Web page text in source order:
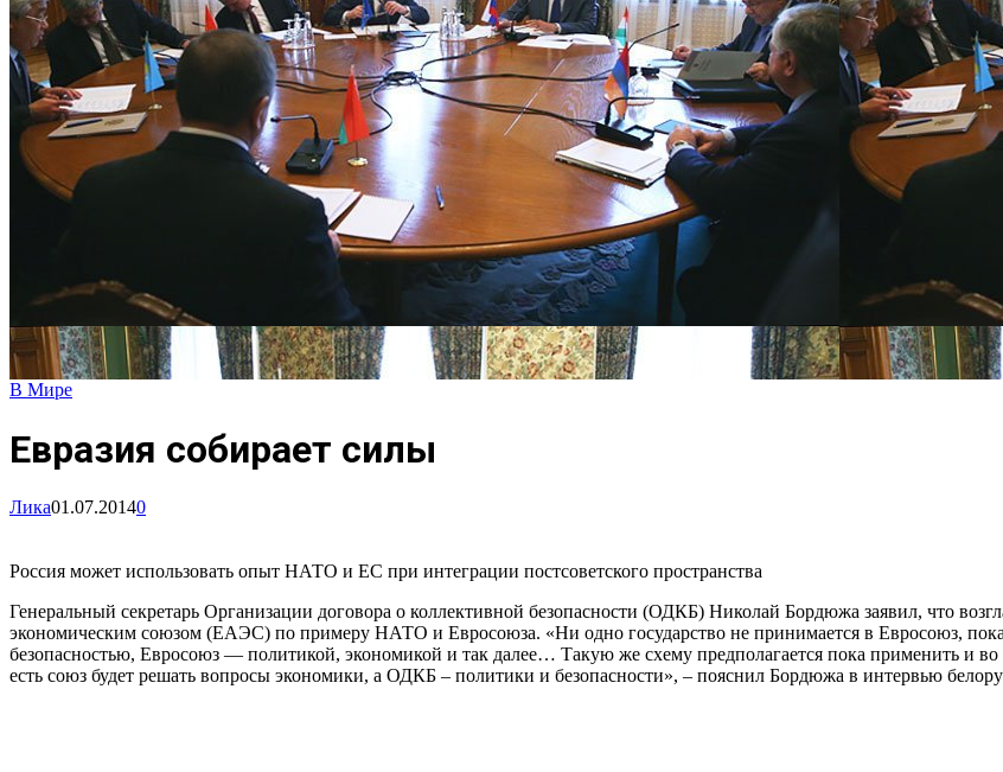
В Мире
Евразия собирает силы
Лика01.07.20140
Россия может использовать опыт НАТО и ЕС при интеграции постсоветского пространства
Генеральный секретарь Организации договора о коллективной безопасности (ОДКБ) Николай Бордюжа заявил, что
экономическим союзом (ЕАЭС) по примеру НАТО и Евросоюза. «Ни одно государство не принимается в Евросоюз,
безопасностью, Евросоюз — политикой, экономикой и так далее… Такую же схему предполагается пока применить и
есть союз будет решать вопросы экономики, а ОДКБ – политики и безопасности», – пояснил Бордюжа в интервью